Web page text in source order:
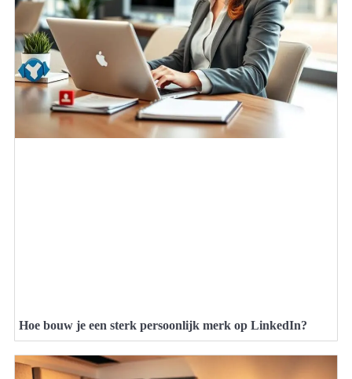
Hoe bouw je een sterk persoonlijk merk op LinkedIn?